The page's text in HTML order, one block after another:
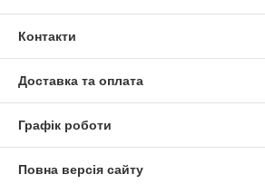
Контакти
Доставка та оплата
Графік роботи
Повна версія сайту